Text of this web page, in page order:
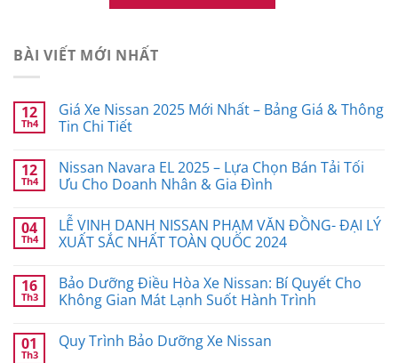
BÀI VIẾT MỚI NHẤT
12
Th4
Giá Xe Nissan 2025 Mới Nhất – Bảng Giá & Thông
Tin Chi Tiết
12
Th4
Nissan Navara EL 2025 – Lựa Chọn Bán Tải Tối
Ưu Cho Doanh Nhân & Gia Đình
04
Th4
LỄ VINH DANH NISSAN PHẠM VĂN ĐỒNG- ĐẠI LÝ
XUẤT SẮC NHẤT TOÀN QUỐC 2024
16
Th3
Bảo Dưỡng Điều Hòa Xe Nissan: Bí Quyết Cho
Không Gian Mát Lạnh Suốt Hành Trình
01
Th3
Quy Trình Bảo Dưỡng Xe Nissan